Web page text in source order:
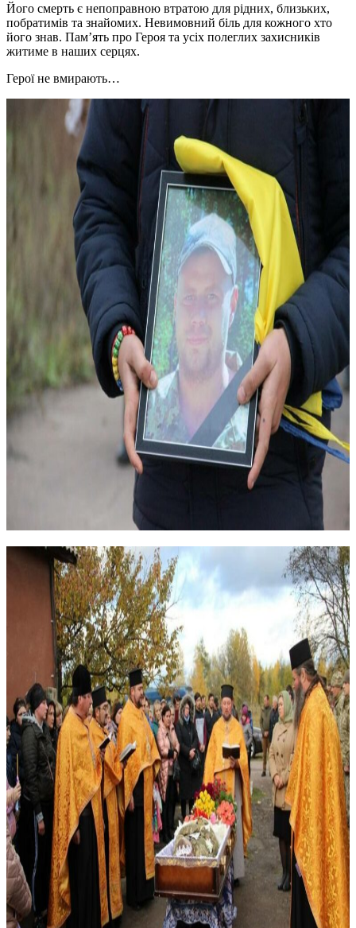
Його смерть є непоправною втратою для рідних, близьких,
побратимів та знайомих. Невимовний біль для кожного хто
його знав. Пам’ять про Героя та усіх полеглих захисників
житиме в наших серцях.
Герої не вмирають…